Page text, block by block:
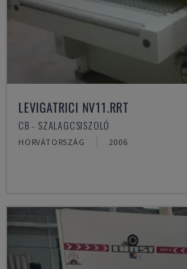
LEVIGATRICI NV11.RRT
CB - SZALAGCSISZOLÓ
HORVÁTORSZÁG 2006